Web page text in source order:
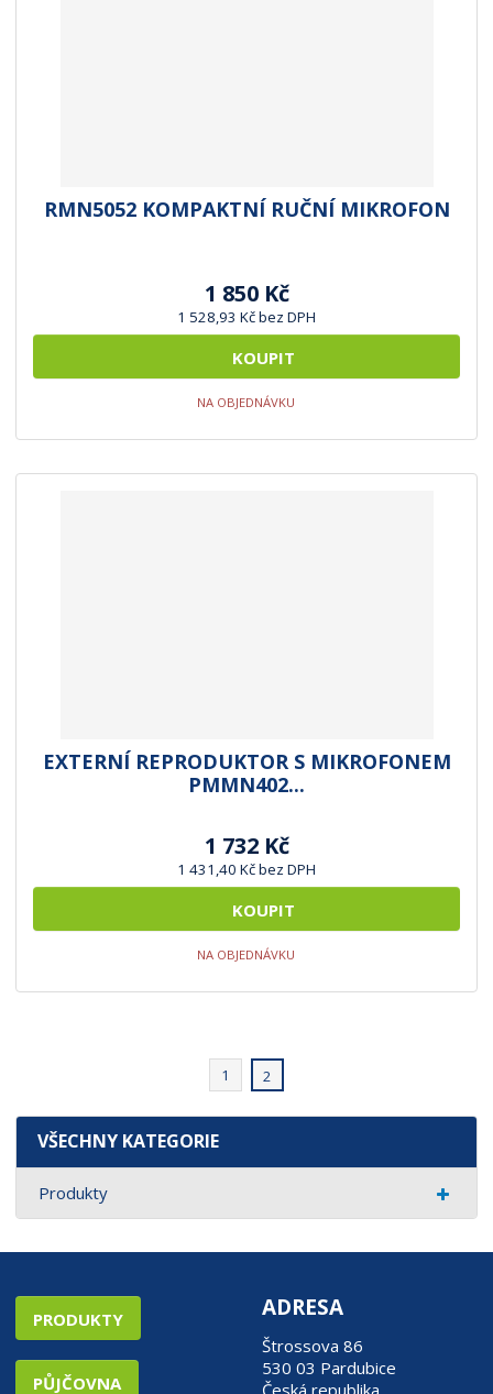
RMN5052 KOMPAKTNÍ RUČNÍ MIKROFON
1 850 Kč
1 528,93 Kč bez DPH
KOUPIT
NA OBJEDNÁVKU
EXTERNÍ REPRODUKTOR S MIKROFONEM
PMMN402...
1 732 Kč
1 431,40 Kč bez DPH
KOUPIT
NA OBJEDNÁVKU
1 2
VŠECHNY KATEGORIE
Produkty
PRODUKTY
PŮJČOVNA
ADRESA
Štrossova 86
530 03 Pardubice